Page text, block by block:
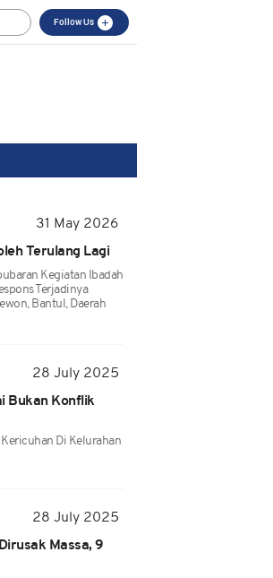
Follow Us
31 May 2026
Terulang Lagi
Kegiatan Ibadah
Terjadinya
Bantul, Daerah
28 July 2025
Bukan Konflik
Di Kelurahan
28 July 2025
Massa, 9